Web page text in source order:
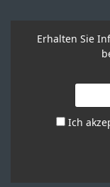
Erhalten Sie
Ich